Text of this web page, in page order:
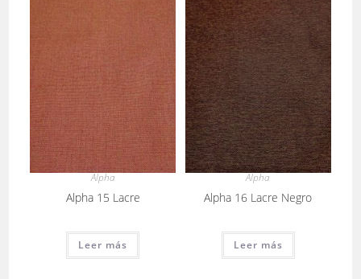
Alpha
Alpha 15 Lacre
Leer más
Alpha
Alpha 16 Lacre Negro
Leer más